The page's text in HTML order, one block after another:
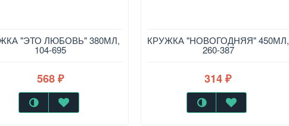
"ЭТО ЛЮБОВЬ" 380МЛ,
104-695
568 ₽
КРУЖКА "НОВОГОДНЯЯ" 450МЛ,
260-387
314₽